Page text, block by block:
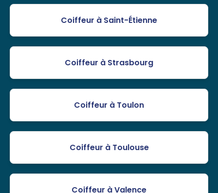
Coiffeur à Saint-Étienne
Coiffeur à Strasbourg
Coiffeur à Toulon
Coiffeur à Toulouse
Coiffeur à Valence